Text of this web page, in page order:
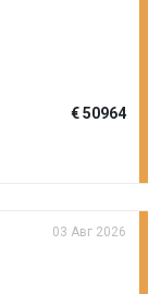
€ 50964
03 Авг 2026